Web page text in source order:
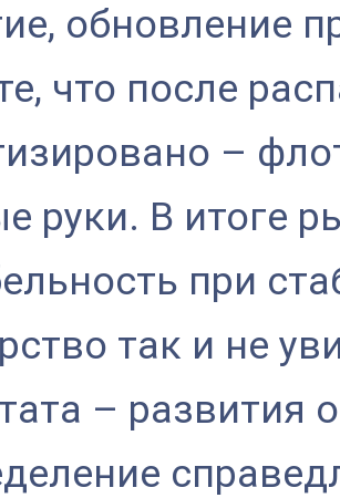
обновление
что после
–
руки. В итоге
при
так и не
– развития